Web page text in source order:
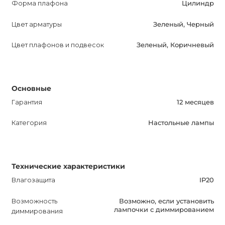
сделайте его информативным, привлекательным для
приобрести SJOBOLGEN - декоративную настольную
Форма плафона Цилиндр
Цвет арматуры Зеленый, Черный
Цвет плафонов и подвесок Зеленый, Коричневый
Основные
Гарантия 12 месяцев
Категория Настольные лампы
Технические характеристики
Влагозащита IP20
Возможность
диммирования
Возможно, если установить
лампочки с диммированием